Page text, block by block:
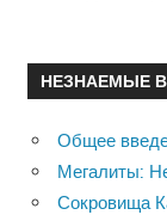
НЕЗНАЕМЫЕ
Общее
Мегалиты:
Сокровища